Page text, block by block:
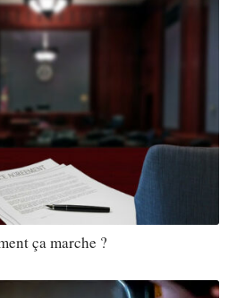
ça marche ?